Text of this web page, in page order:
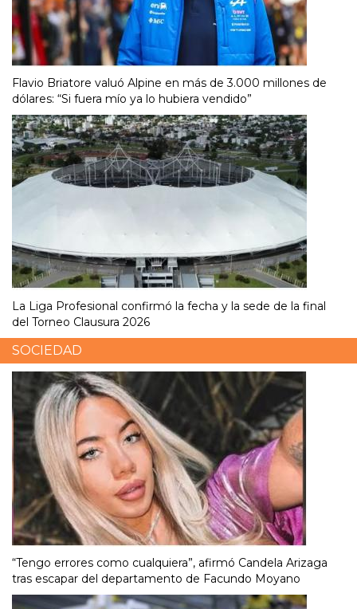
Flavio Briatore valuó Alpine en más de 3.000 millones de
dólares: “Si fuera mío ya lo hubiera vendido”
La Liga Profesional confirmó la fecha y la sede de la final
del Torneo Clausura 2026
SOCIEDAD
“Tengo errores como cualquiera”, afirmó Candela Arizaga
tras escapar del departamento de Facundo Moyano